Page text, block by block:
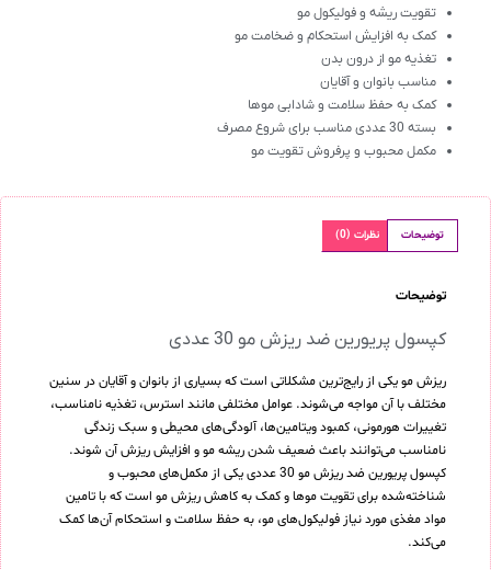
تقویت ریشه و فولیکول مو
کمک به افزایش استحکام و ضخامت مو
تغذیه مو از درون بدن
مناسب بانوان و آقایان
کمک به حفظ سلامت و شادابی موها
بسته 30 عددی مناسب برای شروع مصرف
مکمل محبوب و پرفروش تقویت مو
توضیحات نظرات (0)
توضیحات
کپسول پریورین ضد ریزش مو 30 عددی
ریزش مو یکی از رایج‌ترین مشکلاتی است که بسیاری از بانوان و آقایان در سنین
مختلف با آن مواجه می‌شوند. عوامل مختلفی مانند استرس، تغذیه نامناسب،
تغییرات هورمونی، کمبود ویتامین‌ها، آلودگی‌های محیطی و سبک زندگی
نامناسب می‌توانند باعث ضعیف شدن ریشه مو و افزایش ریزش آن شوند.
کپسول پریورین ضد ریزش مو 30 عددی یکی از مکمل‌های محبوب و
شناخته‌شده برای تقویت موها و کمک به کاهش ریزش مو است که با تامین
مواد مغذی مورد نیاز فولیکول‌های مو، به حفظ سلامت و استحکام آن‌ها کمک
می‌کند.